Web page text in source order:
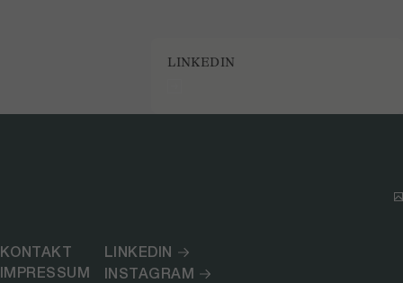
LINKEDIN
KONTAKT
IMPRESSUM
LINKEDIN
INSTAGRAM